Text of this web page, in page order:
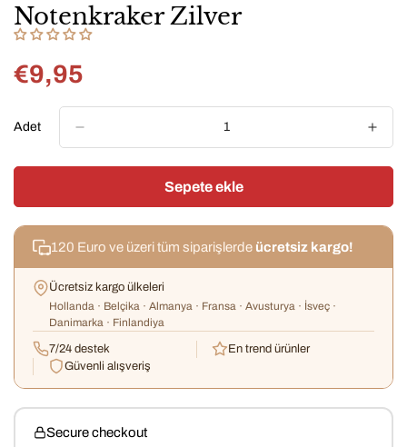
Notenkraker Zilver
Normal
€9,95
Adet
Sepete ekle
120 Euro ve üzeri tüm siparişlerde ücretsiz kargo!
Ücretsiz kargo ülkeleri
Hollanda · Belçika · Almanya · Fransa · Avusturya · İsveç ·
Danimarka · Finlandiya
7/24 destek
En trend ürünler
Güvenli alışveriş
Secure checkout
Confirm your age